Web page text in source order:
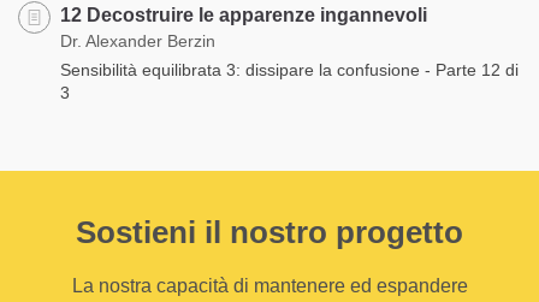
12 Decostruire le apparenze ingannevoli
Dr. Alexander Berzin
Sensibilità equilibrata 3: dissipare la confusione - Parte 12 di
3
Sostieni il nostro progetto
La nostra capacità di mantenere ed espandere